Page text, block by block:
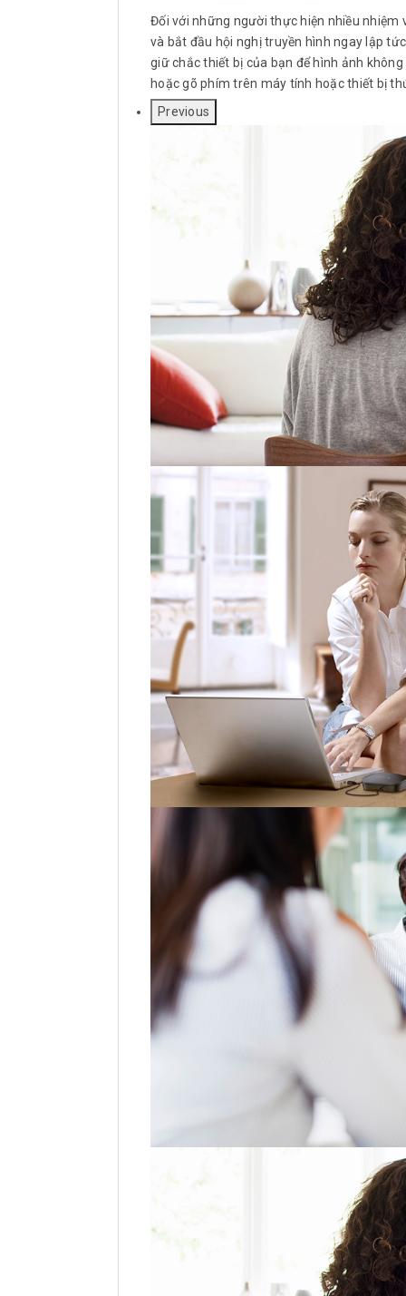
Đối với những người thực hiện nhiều nhiệm
và bắt đầu hội nghị truyền hình ngay lập
giữ chắc thiết bị của bạn để hình ảnh
hoặc gõ phím trên máy tính hoặc thiết bị
Previous